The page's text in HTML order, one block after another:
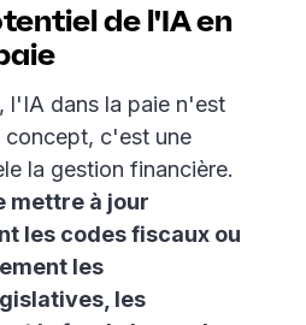
de l'IA en
l'IA dans la paie n'est
concept, c'est une
la gestion financière.
mettre à jour
les codes fiscaux ou
les
les